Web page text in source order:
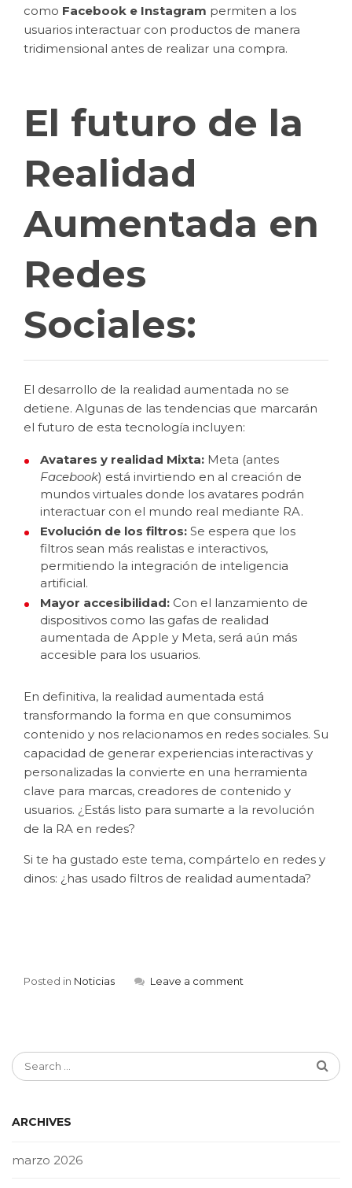
como Facebook e Instagram permiten a los
usuarios interactuar con productos de manera
tridimensional antes de realizar una compra.
El futuro de la
Realidad
Aumentada en
Redes
Sociales:
El desarrollo de la realidad aumentada no se
detiene. Algunas de las tendencias que marcarán
el futuro de esta tecnología incluyen:
Avatares y realidad Mixta: Meta (antes
Facebook) está invirtiendo en al creación de
mundos virtuales donde los avatares podrán
interactuar con el mundo real mediante RA.
Evolución de los filtros: Se espera que los
filtros sean más realistas e interactivos,
permitiendo la integración de inteligencia
artificial.
Mayor accesibilidad: Con el lanzamiento de
dispositivos como las gafas de realidad
aumentada de Apple y Meta, será aún más
accesible para los usuarios.
En definitiva, la realidad aumentada está
transformando la forma en que consumimos
contenido y nos relacionamos en redes sociales. Su
capacidad de generar experiencias interactivas y
personalizadas la convierte en una herramienta
clave para marcas, creadores de contenido y
usuarios. ¿Estás listo para sumarte a la revolución
de la RA en redes?
Si te ha gustado este tema, compártelo en redes y
dinos: ¿has usado filtros de realidad aumentada?
Posted in Noticias Leave a comment
ARCHIVES
marzo 2026